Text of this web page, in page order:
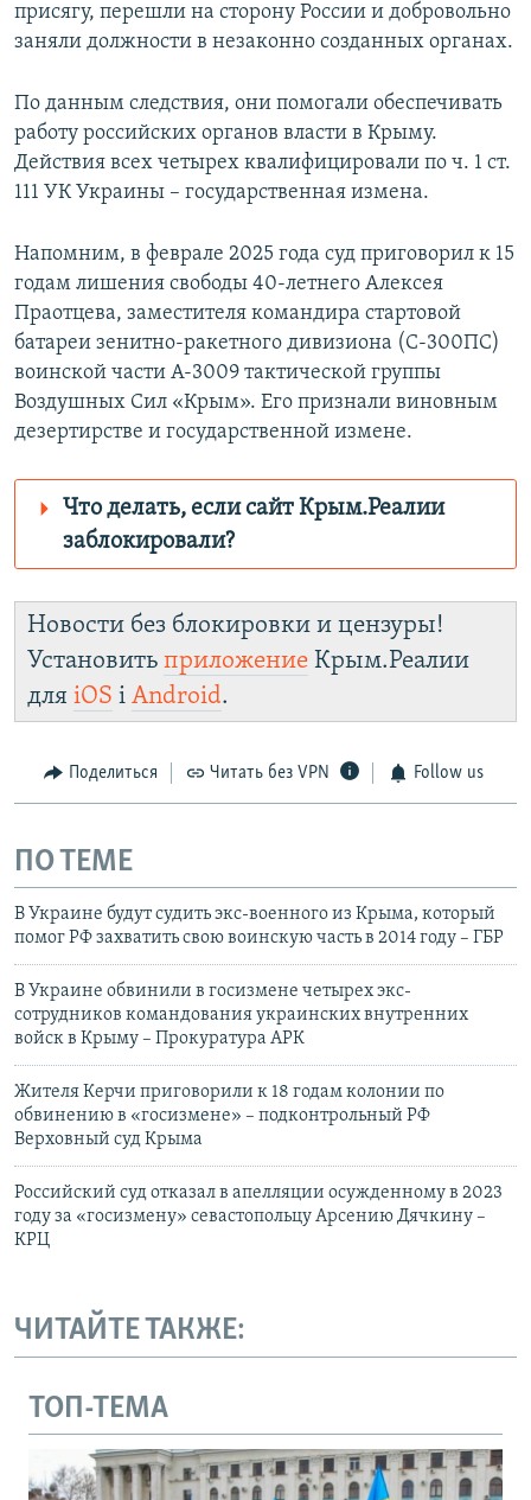
присягу, перешли на сторону России и добровольно
заняли должности в незаконно созданных органах.
По данным следствия, они помогали обеспечивать
работу российских органов власти в Крыму.
Действия всех четырех квалифицировали по ч. 1 ст.
111 УК Украины – государственная измена.
Напомним, в феврале 2025 года суд приговорил к 15
годам лишения свободы 40-летнего Алексея
Праотцева, заместителя командира стартовой
батареи зенитно-ракетного дивизиона (С-300ПС)
воинской части А-3009 тактической группы
Воздушных Сил «Крым». Его признали виновным
дезертирстве и государственной измене.
Что делать, если сайт Крым.Реалии
заблокировали?
Крым.Реалии
зеркального
сайта: https://d3dfhuxm2n0q8b.cloudfront.net/
установить VPN
Новости без блокировки и цензуры!
Установить приложение Крым.Реалии
для iOS і Android.
Поделиться Читать без VPN Follow us
ПО ТЕМЕ
В Украине будут судить экс-военного из Крыма, который
помог РФ захватить свою воинскую часть в 2014 году – ГБР
В Украине обвинили в госизмене четырех экс-
сотрудников командования украинских внутренних
войск в Крыму – Прокуратура АРК
Жителя Керчи приговорили к 18 годам колонии по
обвинению в «госизмене» – подконтрольный РФ
Верховный суд Крыма
Российский суд отказал в апелляции осужденному в 2023
году за «госизмену» севастопольцу Арсению Дячкину –
КРЦ
ЧИТАЙТЕ ТАКЖЕ:
ТОП-ТЕМА